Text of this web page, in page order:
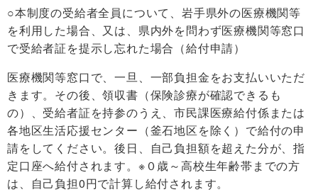
○本制度の受給者全員について、岩手県外の医療機関等
を利用した場合、又は、県内外を問わず医療機関等窓口
で受給者証を提示し忘れた場合（給付申請）
医療機関等窓口で、一旦、一部負担金をお支払いいただ
きます。その後、領収書（保険診療が確認できるも
の）、受給者証を持参のうえ、市民課医療給付係または
各地区生活応援センター（釜石地区を除く）で給付の申
請をしてください。後日、自己負担額を超えた分が、指
定口座へ給付されます。※０歳～高校生年齢帯までの方
は、自己負担0円で計算し給付されます。